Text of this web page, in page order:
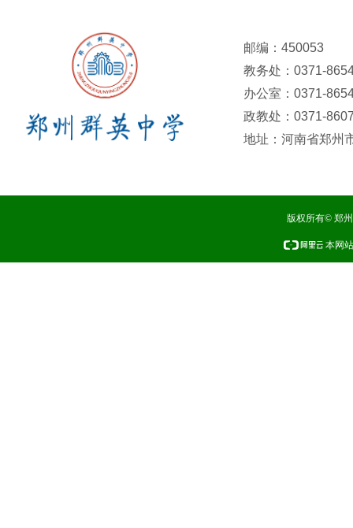
邮编：450053
教务处：0371-
办公室：0371-
政教处：0371-
地址：河南省郑州
版权所有© 郑
本网